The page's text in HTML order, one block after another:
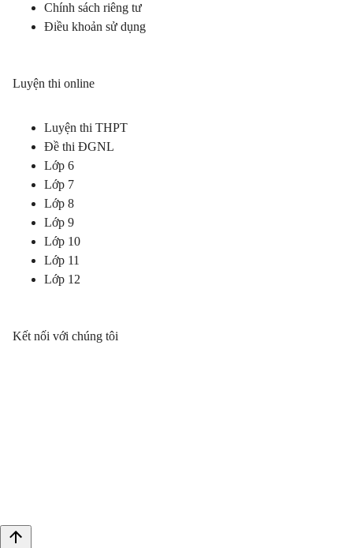
Chính sách riêng tư
Điều khoản sử dụng
Luyện thi online
Luyện thi THPT
Đề thi ĐGNL
Lớp 6
Lớp 7
Lớp 8
Lớp 9
Lớp 10
Lớp 11
Lớp 12
Kết nối với chúng tôi